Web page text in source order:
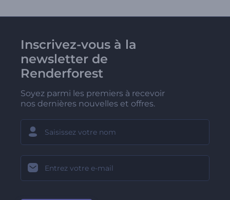
Inscrivez-vous à la
newsletter de
Renderforest
Soyez parmi les premiers à recevoir
nos dernières nouvelles et offres.